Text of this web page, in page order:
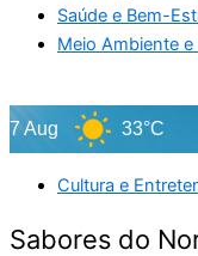
Saúde e Bem-
Meio Ambiente
33°C
Cultura e
Sabores do